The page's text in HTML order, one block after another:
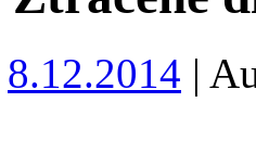
8.12.2014 |